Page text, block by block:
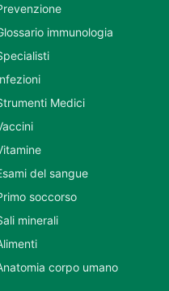
immunologia
Medici
del sangue
soccorso
minerali
corpo umano